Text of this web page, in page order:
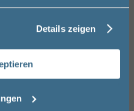
Details zeigen
-
Sandbeige
56,00 €
1.969,00 €
innerhalb Deutschlands